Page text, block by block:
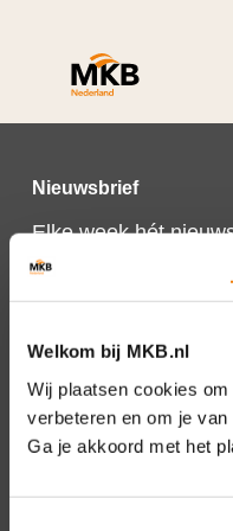
Welkom bij MKB.nl
Wij plaatsen cookies
verbeteren en om je
Ga je akkoord met het
Nieuwsbrief
Elke week hét
Schrijf je nu in voor
nieuwsbrief.
Schrijf je in
Direct naar
Over ons